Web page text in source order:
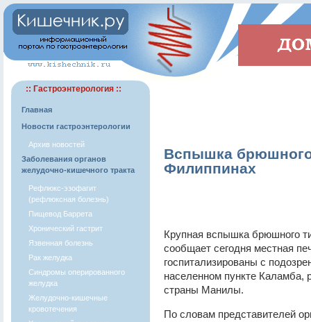
:: Гастроэнтерология ::
Главная
Новости гастроэнтерологии
Архив новостей
Заболевания органов
желудочно-кишечного тракта
Рефлюкс-эзофагит
(рефлюксная болезнь)
Пищевод Баррета
Хронический гастрит
Язвенная болезнь
Рак желудка
Синдромы оперированного
желудка
Желудочно-кишечные
кровотечения
Вспышка
Филиппинах
Крупная вспышка брюшного
сообщает сегодня местная
госпитализированы с
населенном пункте Каламба,
страны Манилы.
По словам представителей